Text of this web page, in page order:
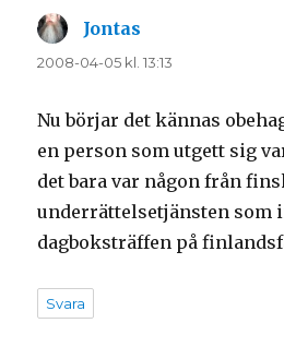
Jontas
2008-04-05 kl. 13:13
Nu börjar det kännas
en person som utgett sig
det bara var någon från
underrättelsetjänsten som
dagboksträffen på
Svara